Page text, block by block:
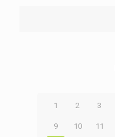
1 2 3
9 10 11